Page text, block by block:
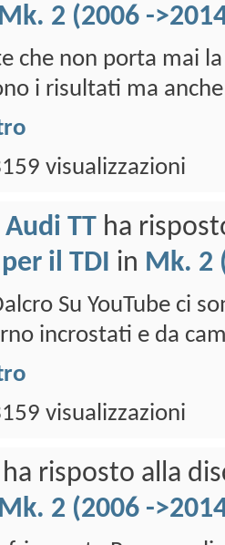
Mk. 2 (2006 -
che non porta mai
i risultati ma
visualizzazioni
TT ha
il TDI in Mk. 2
Su YouTube ci
incrostati e da
visualizzazioni
ha risposto alla
Mk. 2 (2006 -